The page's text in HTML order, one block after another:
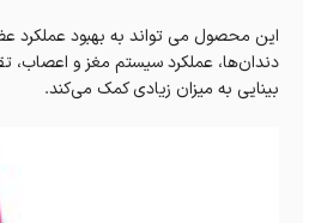
این محصول می تواند به بهبود عملکرد
دندان‌ها، عملکرد سیستم مغز و
بینایی به میزان زیادی کمک می‌کند.